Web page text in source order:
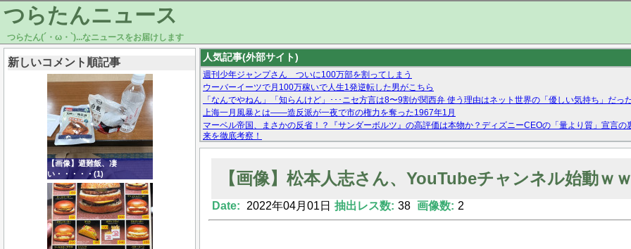
つらたんニュース
つらたん(´・ω・`)...なニュースをお届けします
新しいコメント順記事
【画像】避難飯、凄
い・・・・・(1)
人気記事(外部サイト)
週刊少年ジャンプさん ついに100万部を割ってしまう
ウーバーイーツで月100万稼いで人生1発逆転した男がこちら
「なんでやねん」「知らんけど」･･･ニセ方言は8〜9割が関西弁 使う理由はネット世界の「優しい気持ち」だっ
上海一月風暴とは——造反派が一夜で市の権力を奪った1967年1月
マーベル帝国、まさかの反省！？『サンダーボルツ』の高評価は本物か？ディズニーCEOの「量より質」宣言
来を徹底考察！
【モー娘。石田亜佑美】ファーストテイク出演も新規獲得ならず？北川莉央が1位に
【画像】松本人志さん、YouTubeチャンネル始動ｗ
Date: 2022年04月01日 抽出レス数: 38 画像数: 2